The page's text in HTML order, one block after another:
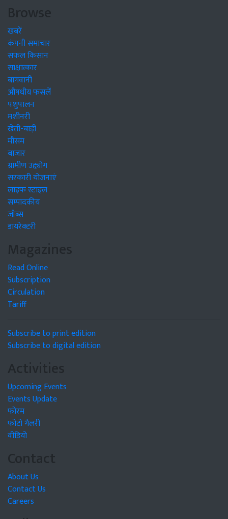
Browse
खबरें
कंपनी समाचार
सफल किसान
साक्षात्कार
बागवानी
औषधीय फसलें
पशुपालन
मशीनरी
खेती-बाड़ी
मौसम
बाजार
ग्रामीण उद्द्योग
सरकारी योजनाएं
लाइफ स्टाइल
सम्पादकीय
जॉब्स
डायरेक्टरी
Magazines
Read Online
Subscription
Circulation
Tariff
Subscribe to print edition
Subscribe to digital edition
Activities
Upcoming Events
Events Update
फोरम
फोटो गैलरी
वीडियो
Contact
About Us
Contact Us
Careers